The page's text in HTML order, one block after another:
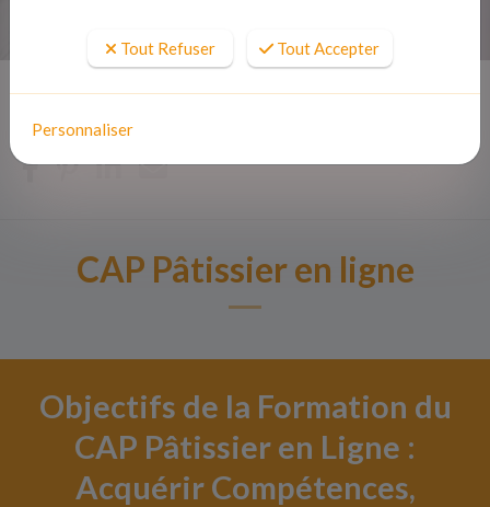
CAP Pâtissier en ligne
Objectifs de la Formation du
CAP Pâtissier en Ligne :
Acquérir Compétences,
Tout Refuser Tout Accepter
Personnaliser